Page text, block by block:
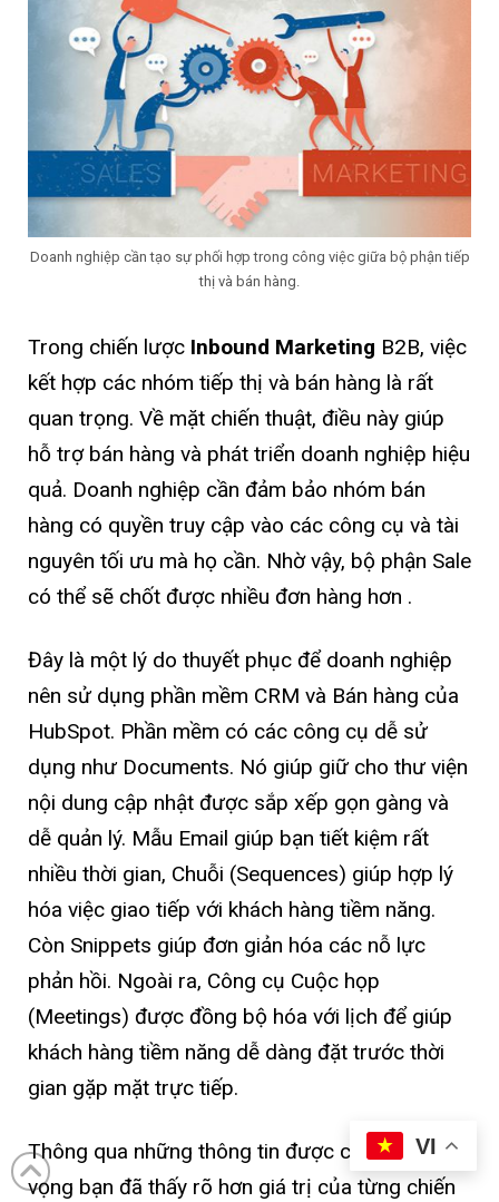
Doanh nghiệp cần tạo sự phối hợp trong công việc giữa bộ phận tiếp
thị và bán hàng.
Trong chiến lược Inbound Marketing B2B, việc
kết hợp các nhóm tiếp thị và bán hàng là rất
quan trọng. Về mặt chiến thuật, điều này giúp
hỗ trợ bán hàng và phát triển doanh nghiệp hiệu
quả. Doanh nghiệp cần đảm bảo nhóm bán
hàng có quyền truy cập vào các công cụ và tài
nguyên tối ưu mà họ cần. Nhờ vậy, bộ phận Sale
có thể sẽ chốt được nhiều đơn hàng hơn .
Đây là một lý do thuyết phục để doanh nghiệp
nên sử dụng phần mềm CRM và Bán hàng của
HubSpot. Phần mềm có các công cụ dễ sử
dụng như Documents. Nó giúp giữ cho thư viện
nội dung cập nhật được sắp xếp gọn gàng và
dễ quản lý. Mẫu Email giúp bạn tiết kiệm rất
nhiều thời gian, Chuỗi (Sequences) giúp hợp lý
hóa việc giao tiếp với khách hàng tiềm năng.
Còn Snippets giúp đơn giản hóa các nỗ lực
phản hồi. Ngoài ra, Công cụ Cuộc họp
(Meetings) được đồng bộ hóa với lịch để giúp
khách hàng tiềm năng dễ dàng đặt trước thời
gian gặp mặt trực tiếp.
Thông qua những thông tin được cung cấp, hy
vọng bạn đã thấy rõ hơn giá trị của từng chiến
VI